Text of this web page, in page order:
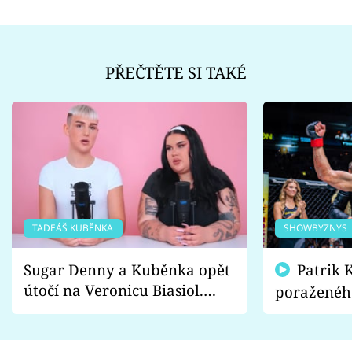
PŘEČTĚTE SI TAKÉ
TADEÁŠ KUBĚNKA
Sugar Denny a Kuběnka opět
útočí na Veronicu Biasiol.
Proč je podle nich falešná a
SHOWBYZNYS
fanoušci